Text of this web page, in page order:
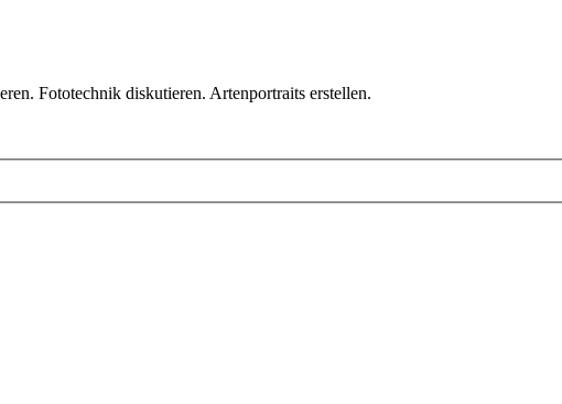
Fototechnik diskutieren. Artenportraits erstellen.